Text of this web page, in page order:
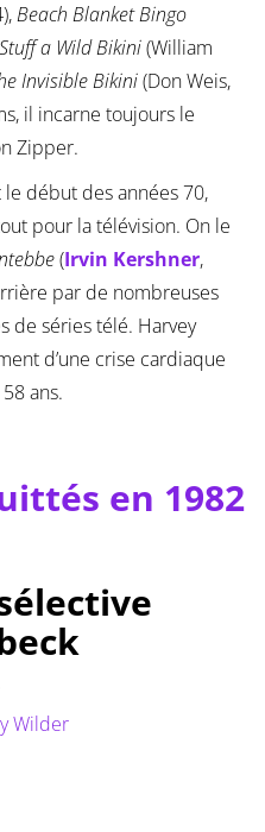
Beach Blanket Bingo
a Wild Bikini(William
Invisible Bikini(Don Weis,
il incarne toujours le
Zipper.
début des années 70,
pour la télévision. On le
(Irvin Kershner,
par de nombreuses
de séries télé. Harvey
d’une crise cardiaque
ans.
en 1982
Wilder